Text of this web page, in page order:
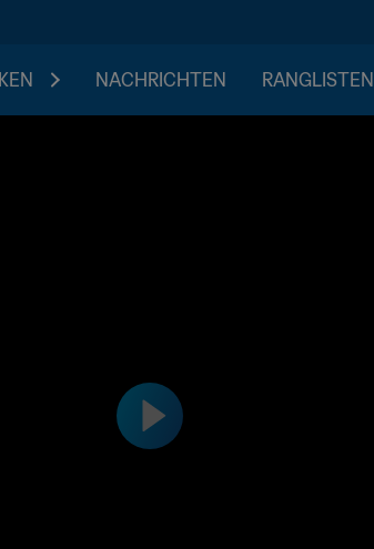
NACHRICHTEN RANGLISTEN